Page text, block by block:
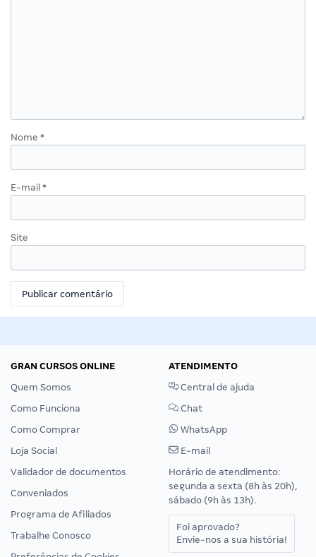
Nome *
E-mail *
Site
GRAN CURSOS ONLINE
Quem Somos
Como Funciona
Como Comprar
Loja Social
Validador de documentos
Conveniados
Programa de Afiliados
Trabalhe Conosco
ATENDIMENTO
Central de ajuda
Chat
WhatsApp
E-mail
Horário de atendimento:
segunda a sexta (8h às 20h),
sábado (9h às 13h).
Foi aprovado?
Envie-nos a sua história!